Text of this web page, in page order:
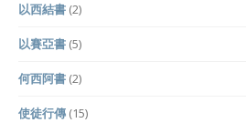
以西結書 (2)
以賽亞書 (5)
何西阿書 (2)
使徒行傳 (15)